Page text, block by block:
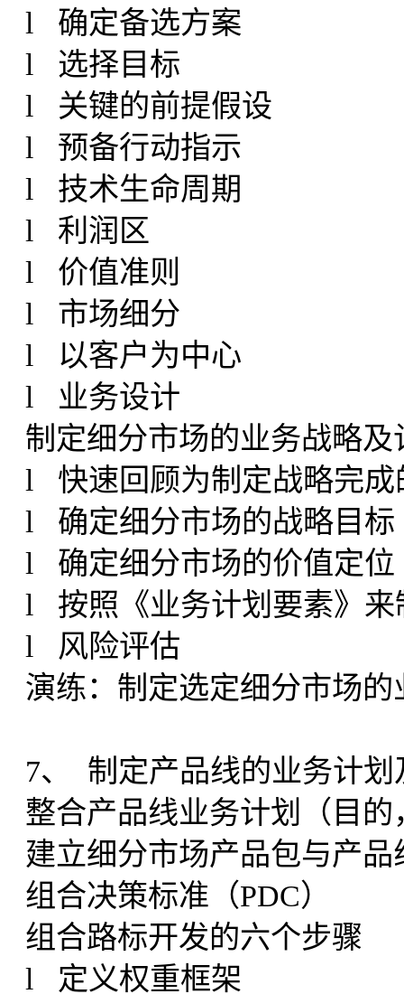
l 确定备选方案
l 选择目标
l 关键的前提假设
l 预备行动指示
l 技术生命周期
l 利润区
l 价值准则
l 市场细分
l 以客户为中心
l 业务设计
制定细分市场的业务战略及
l 快速回顾为制定战略完成
l 确定细分市场的战略目标
l 确定细分市场的价值定位
l 按照《业务计划要素》来
l 风险评估
演练：制定选定细分市场的
7、 制定产品线的业务计划
整合产品线业务计划（目
建立细分市场产品包与产品
组合决策标准（PDC）
组合路标开发的六个步骤
l 定义权重框架